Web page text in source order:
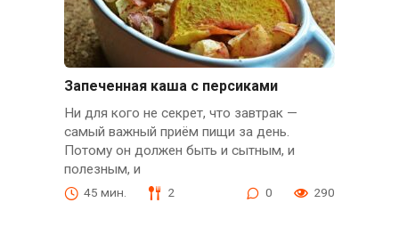
Запеченная каша с персиками
Ни для кого не секрет, что завтрак —
самый важный приём пищи за день.
Потому он должен быть и сытным, и
полезным, и
45 мин. 2 0 290